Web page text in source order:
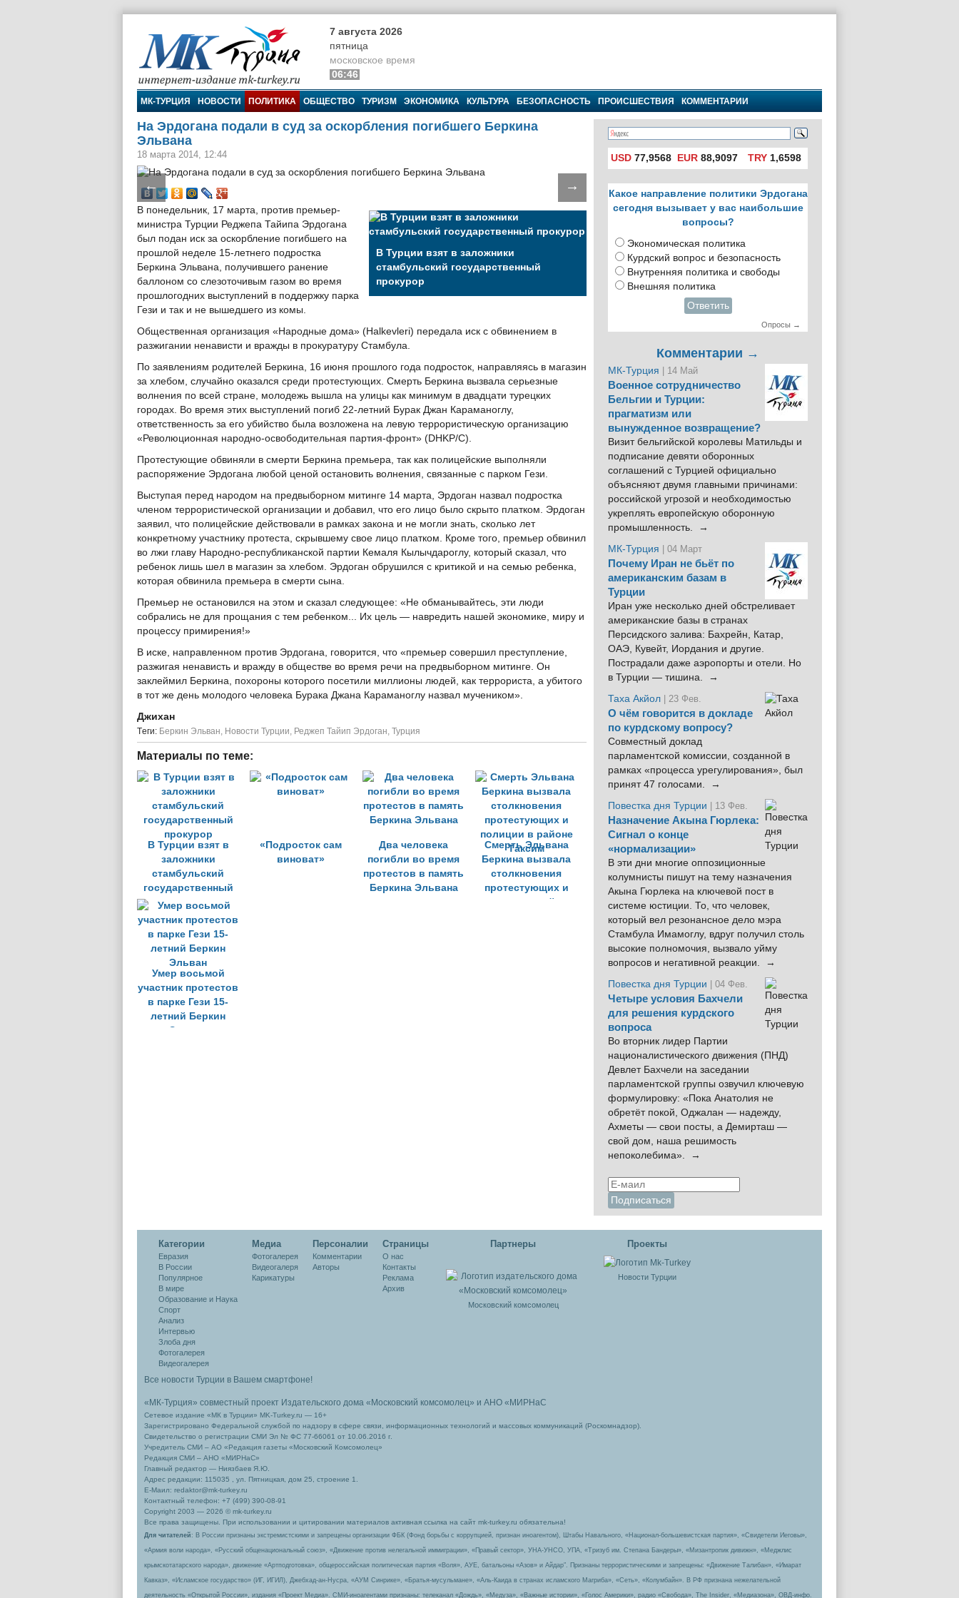
МК-Турция
7 августа 2026
пятница
московское время
06:46
МК-ТУРЦИЯ НОВОСТИ ПОЛИТИКА ОБЩЕСТВО ТУРИЗМ ЭКОНОМИКА КУЛЬТУРА БЕЗОПАСНОСТЬ ПРОИСШЕСТВИЯ КОММЕНТАРИИ
На Эрдогана подали в суд за оскорбления погибшего Беркина
Эльвана
18 марта 2014, 12:44
← →
В Турции взят в заложники
стамбульский государственный
прокурор
В понедельник, 17 марта, против премьер-
министра Турции Реджепа Тайипа Эрдогана
был подан иск за оскорбление погибшего на
прошлой неделе 15-летнего подростка
Беркина Эльвана, получившего ранение
баллоном со слезоточивым газом во время
прошлогодних выступлений в поддержку парка
Гези и так и не вышедшего из комы.
Общественная организация «Народные дома» (Halkevleri) передала иск с обвинением в
разжигании ненависти и вражды в прокуратуру Стамбула.
По заявлениям родителей Беркина, 16 июня прошлого года подросток, направляясь в магазин
за хлебом, случайно оказался среди протестующих. Смерть Беркина вызвала серьезные
волнения по всей стране, молодежь вышла на улицы как минимум в двадцати турецких
городах. Во время этих выступлений погиб 22-летний Бурак Джан Караманоглу,
ответственность за его убийство была возложена на левую террористическую организацию
«Революционная народно-освободительная партия-фронт» (DHKP/C).
Протестующие обвиняли в смерти Беркина премьера, так как полицейские выполняли
распоряжение Эрдогана любой ценой остановить волнения, связанные с парком Гези.
Выступая перед народом на предвыборном митинге 14 марта, Эрдоган назвал подростка
членом террористической организации и добавил, что его лицо было скрыто платком. Эрдоган
заявил, что полицейские действовали в рамках закона и не могли знать, сколько лет
конкретному участнику протеста, скрывшему свое лицо платком. Кроме того, премьер обвинил
во лжи главу Народно-республиканской партии Кемаля Кылычдароглу, который сказал, что
ребенок лишь шел в магазин за хлебом. Эрдоган обрушился с критикой и на семью ребенка,
которая обвинила премьера в смерти сына.
Премьер не остановился на этом и сказал следующее: «Не обманывайтесь, эти люди
собрались не для прощания с тем ребенком... Их цель — навредить нашей экономике, миру и
процессу примирения!»
В иске, направленном против Эрдогана, говорится, что «премьер совершил преступление,
разжигая ненависть и вражду в обществе во время речи на предвыборном митинге. Он
заклеймил Беркина, похороны которого посетили миллионы людей, как террориста, а убитого
в тот же день молодого человека Бурака Джана Караманоглу назвал мучеником».
Джихан
Tеги: Беркин Эльван, Новости Турции, Реджеп Тайип Эрдоган, Турция
Материалы по теме:
В Турции взят в
заложники
стамбульский
государственный
прокурор
«Подросток сам
виноват»
Два человека
погибли во время
протестов в память
Беркина Эльвана
Смерть Эльвана
Беркина вызвала
столкновения
протестующих и
полиции в районе
Умер восьмой
участник протестов
в парке Гези 15-
летний Беркин
Эльван
USD 77,9568 EUR 88,9097 TRY1,6598
Какое направление политики Эрдогана
сегодня вызывает у вас наибольшие
вопросы?
Экономическая политика
Курдский вопрос и безопасность
Внутренняя политика и свободы
Внешняя политика
Ответить
Опросы →
Комментарии →
МК-Турция | 14 Май
Военное сотрудничество
Бельгии и Турции:
прагматизм или
вынужденное возвращение?
Визит бельгийской королевы Матильды и
подписание девяти оборонных
соглашений с Турцией официально
объясняют двумя главными причинами:
российской угрозой и необходимостью
укреплять европейскую оборонную
промышленность. →
МК-Турция
| 04 Март
Почему Иран не бьёт по
американским базам в
Турции
Иран уже несколько дней обстреливает
американские базы в странах
Персидского залива: Бахрейн, Катар,
ОАЭ, Кувейт, Иордания и другие.
Пострадали даже аэропорты и отели. Но
в Турции — тишина. →
Таха Акйол | 23 Фев.
О чём говорится в докладе
по курдскому вопросу?
Совместный доклад
парламентской комиссии, созданной в
рамках «процесса урегулирования», был
принят 47 голосами. →
Повестка дня Турции
| 13 Фев.
Назначение Акына Гюрлека:
Сигнал о конце
«нормализации»
В эти дни многие оппозиционные
колумнисты пишут на тему назначения
Акына Гюрлека на ключевой пост в
системе юстиции. То, что человек,
который вел резонансное дело мэра
Стамбула Имамоглу, вдруг получил столь
высокие полномочия, вызвало уйму
вопросов и негативной реакции. →
Повестка дня Турции
| 04 Фев.
Четыре условия Бахчели
для решения курдского
вопроса
Во вторник лидер Партии
националистического движения (ПНД)
Девлет Бахчели на заседании
парламентской группы озвучил ключевую
формулировку: «Пока Анатолия не
обретёт покой, Оджалан — надежду,
Ахметы — свои посты, а Демирташ —
свой дом, наша решимость
непоколебима». →
Категории
Евразия
В России
Популярное
В мире
Образование и Наука
Спорт
Анализ
Интервью
Злоба дня
Фотогалерея
Видеогалерея
Медиа
Фотогалерея
Видеогалеря
Карикатуры
Персоналии
Комментарии
Авторы
Cтраницы
О нас
Контакты
Реклама
Архив
Партнеры
Московский комсомолец
Проекты
Новости Турции
Все новости Турции в Вашем смартфоне!
«МК-Турция» совместный проект Издательского дома «Московский комсомолец» и АНО «МИРНаС
Сетевое издание «МК в Турции» MK-Turkey.ru — 16+
Зарегистрировано Федеральной службой по надзору в сфере связи, информационных технологий и массовых коммуникаций (Роскомнадзор).
Свидетельство о регистрации СМИ Эл № ФС 77-66061 от 10.06.2016 г.
Учредитель СМИ – АО «Редакция газеты «Московский Комсомолец»
Редакция СМИ – АНО «МИРНаС»
Главный редактор — Ниязбаев Я.Ю.
Адрес редакции: 115035 , ул. Пятницкая, дом 25, строение 1.
Е-Маил: redaktor@mk-turkey.ru
Контактный телефон: +7 (499) 390-08-91
Copyright 2003 — 2026 © mk-turkey.ru
Все права защищены. При использовании и цитировании материалов активная ссылка на сайт mk-turkey.ru обязательна!
Для читателей : В России признаны экстремистскими и запрещены организации ФБК (Фонд борьбы с коррупцией, признан иноагентом), Штабы Навального, «Национал-большевистская партия», «Свидетели Иеговы»,
«Армия воли народа», «Русский общенациональный союз», «Движение против нелегальной иммиграции», «Правый сектор», УНА-УНСО, УПА, «Тризуб им. Степана Бандеры», «Мизантропик дивижн», «Меджлис
крымскотатарского народа», движение «Артподготовка», общероссийская политическая партия «Воля», АУЕ, батальоны «Азов» и Айдар″. Признаны террористическими и запрещены: «Движение Талибан», «Имарат
Кавказ», «Исламское государство» (ИГ, ИГИЛ), Джебхад-ан-Нусра, «АУМ Синрике», «Братья-мусульмане», «Аль-Каида в странах исламского Магриба», «Сеть», «Колумбайн». В РФ признана нежелательной
деятельность «Открытой России», издания «Проект Медиа». СМИ-иноагентами признаны: телеканал «Дождь», «Медуза», «Важные истории», «Голос Америки», радио «Свобода», The Insider, «Медиазона», ОВД-инфо.